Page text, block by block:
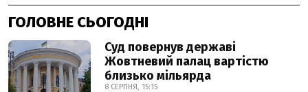
ГОЛОВНЕ СЬОГОДНІ
Суд повернув державі
Жовтневий палац вартістю
близько мільярда
8 СЕРПНЯ, 15:15